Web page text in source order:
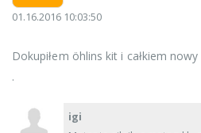
01.16.2016 10:03:50
Dokupiłem öhlins kit i całkiem
.
igi